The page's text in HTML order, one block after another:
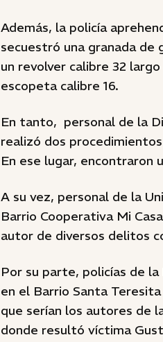
Además, la policía
secuestró una granada de
un revolver calibre 32
escopeta calibre 16.
En tanto, personal de la
realizó dos
En ese lugar, encontraron
A su vez, personal de la
Barrio Cooperativa Mi
autor de diversos delitos
Por su parte, policías de
en el Barrio Santa
que serían los autores de
donde resultó víctima